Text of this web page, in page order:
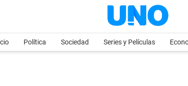
Política Sociedad Series y Películas